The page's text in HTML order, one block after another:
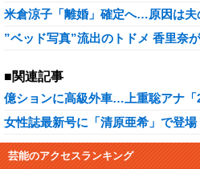
米倉涼子「離婚」確定へ…原因は
”ベッド写真”流出のトドメ 香里奈
■関連記事
億ションに高級外車…上重聡アナ「
女性誌最新号に「清原亜希」で登
芸能のアクセスランキング